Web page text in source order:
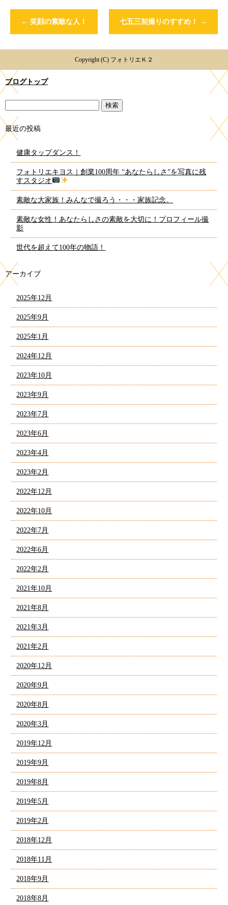
← 笑顔の素敵な人！ 七五三前撮りのすすめ！ →
Copyright (C) フォトリエＫ２
ブログトップ
最近の投稿
健康タップダンス！
フォトリエキヨス｜創業100周年 “あなたらしさ”を写真に残
すスタジオ
素敵な大家族！みんなで撮ろう・・・家族記念。
素敵な女性！あなたらしさの素敵を大切に！プロフィール撮
影
世代を超えて100年の物語！
アーカイブ
2025年12月
2025年9月
2025年1月
2024年12月
2023年10月
2023年9月
2023年7月
2023年6月
2023年4月
2023年2月
2022年12月
2022年10月
2022年7月
2022年6月
2022年2月
2021年10月
2021年8月
2021年3月
2021年2月
2020年12月
2020年9月
2020年8月
2020年3月
2019年12月
2019年9月
2019年8月
2019年5月
2019年2月
2018年12月
2018年11月
2018年9月
2018年8月